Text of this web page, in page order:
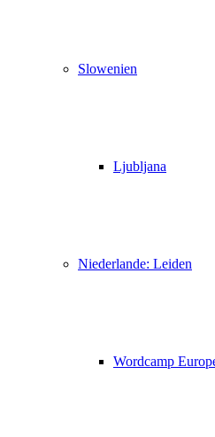
Slowenien
Ljubljana
Niederlande: Leiden
Wordcamp